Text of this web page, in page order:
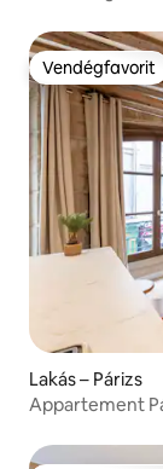
Vendégfavorit
Vendégfavorit
Lakás – Párizs
Appartement